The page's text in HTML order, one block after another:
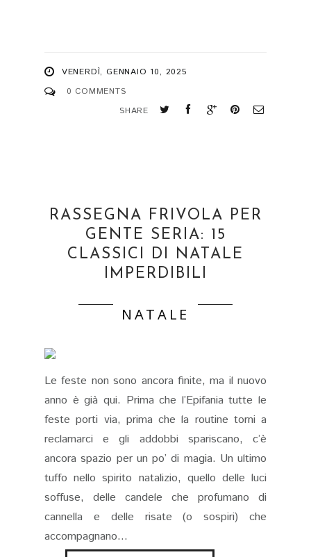
VENERDÌ, GENNAIO 10, 2025
0 COMMENTS
SHARE
RASSEGNA FRIVOLA PER
GENTE SERIA: 15
CLASSICI DI NATALE
IMPERDIBILI
NATALE
Le feste non sono ancora finite, ma il nuovo
anno è già qui. Prima che l’Epifania tutte le
feste porti via, prima che la routine torni a
reclamarci e gli addobbi spariscano, c’è
ancora spazio per un po’ di magia. Un ultimo
tuffo nello spirito natalizio, quello delle luci
soffuse, delle candele che profumano di
cannella e delle risate (o sospiri) che
accompagnano...